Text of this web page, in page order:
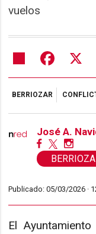
vuelos
Share Facebook
BERRIOZAR
José A.
Publicado: 05/03/2026 ·
El